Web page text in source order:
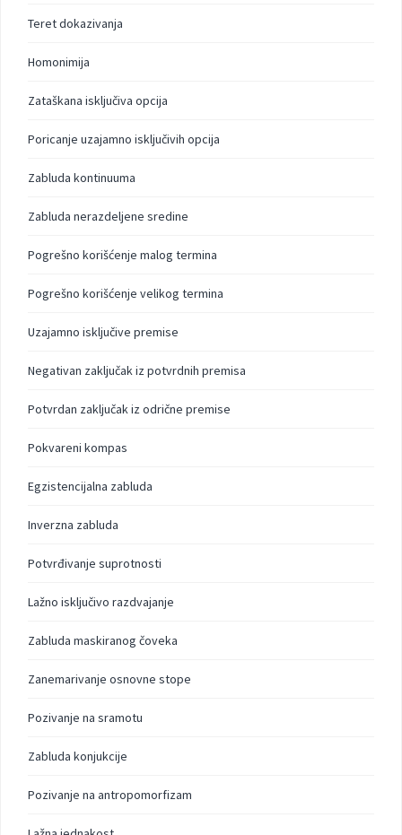
Teret dokazivanja
Homonimija
Zataškana isključiva opcija
Poricanje uzajamno isključivih opcija
Zabluda kontinuuma
Zabluda nerazdeljene sredine
Pogrešno korišćenje malog termina
Pogrešno korišćenje velikog termina
Uzajamno isključive premise
Negativan zaključak iz potvrdnih premisa
Potvrdan zaključak iz odrične premise
Pokvareni kompas
Egzistencijalna zabluda
Inverzna zabluda
Potvrđivanje suprotnosti
Lažno isključivo razdvajanje
Zabluda maskiranog čoveka
Zanemarivanje osnovne stope
Pozivanje na sramotu
Zabluda konjukcije
Pozivanje na antropomorfizam